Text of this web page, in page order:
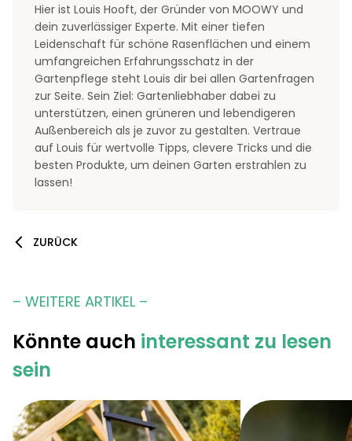
Hier ist Louis Hooft, der Gründer von MOOWY und
dein zuverlässiger Experte. Mit einer tiefen
Leidenschaft für schöne Rasenflächen und einem
umfangreichen Erfahrungsschatz in der
Gartenpflege steht Louis dir bei allen Gartenfragen
zur Seite. Sein Ziel: Gartenliebhaber dabei zu
unterstützen, einen grüneren und lebendigeren
Außenbereich als je zuvor zu gestalten. Vertraue
auf Louis für wertvolle Tipps, clevere Tricks und die
besten Produkte, um deinen Garten erstrahlen zu
lassen!
ZURÜCK
– WEITERE ARTIKEL –
Könnte auch interessant zu lesen
sein